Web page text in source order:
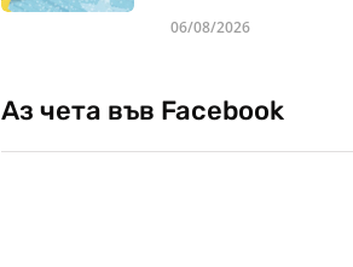
06/08/2026
Аз чета във Facebook